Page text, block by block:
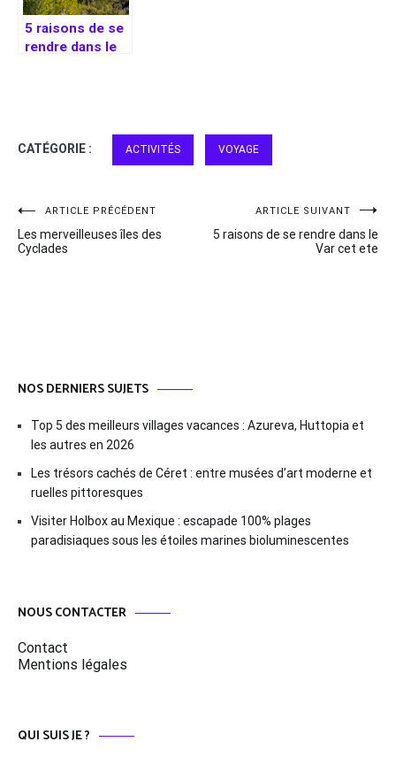
5 raisons de se
rendre dans le
CATÉGORIE : ACTIVITÉS VOYAGE
Navigation
de
ARTICLE PRÉCÉDENT
Les merveilleuses îles des
Cyclades
ARTICLE SUIVANT
5 raisons de se rendre dans le
Var cet ete
NOS DERNIERS SUJETS
Top 5 des meilleurs villages vacances : Azureva, Huttopia et
les autres en 2026
Les trésors cachés de Céret : entre musées d’art moderne et
ruelles pittoresques
Visiter Holbox au Mexique : escapade 100% plages
paradisiaques sous les étoiles marines bioluminescentes
NOUS CONTACTER
Contact
Mentions légales
QUI SUIS JE ?